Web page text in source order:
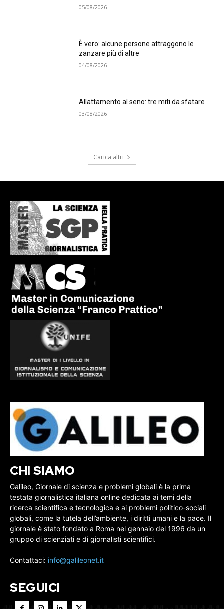
05/08/2026
È vero: alcune persone attraggono le
zanzare più di altre
04/08/2026
Allattamento al seno: tre miti da sfatare
03/08/2026
Carica altri
CHI SIAMO
Galileo, Giornale di scienza e problemi globali è la prima
testata giornalistica italiana online dedicata ai temi della
ricerca scientifica e tecnologica e ai problemi politico-sociali
globali, come la tutela dell’ambiente, i diritti umani e la pace. Il
giornale è stato fondato a Roma nel gennaio del 1996 da un
gruppo di scienziati e di giornalisti scientifici.
Contattaci: info@galileonet.it
SEGUICI